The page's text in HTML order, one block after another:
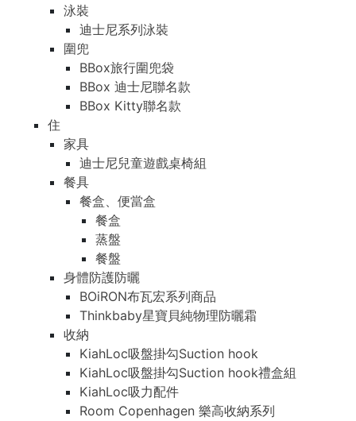
泳裝
迪士尼系列泳裝
圍兜
BBox旅行圍兜袋
BBox 迪士尼聯名款
BBox Kitty聯名款
住
家具
迪士尼兒童遊戲桌椅組
餐具
餐盒、便當盒
餐盒
蒸盤
餐盤
身體防護防曬
BOiRON布瓦宏系列商品
Thinkbaby星寶貝純物理防曬霜
收納
KiahLoc吸盤掛勾Suction hook
KiahLoc吸盤掛勾Suction hook禮盒組
KiahLoc吸力配件
Room Copenhagen 樂高收納系列